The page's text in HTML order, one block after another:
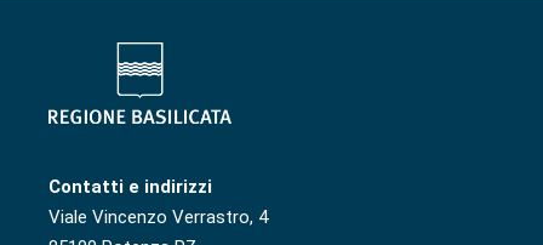
Contatti e indirizzi
Viale Vincenzo Verrastro, 4